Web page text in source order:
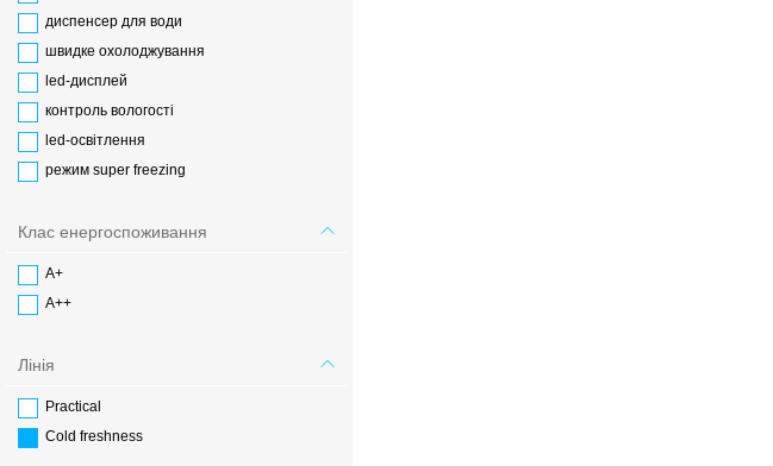
диспенсер для води
швидке охолоджування
led-дисплей
контроль вологості
led-освітлення
режим super freezing
Клас енергоспоживання
А+
А++
Лінія
Practical
Cold freshness